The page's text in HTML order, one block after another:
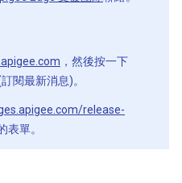
，然後按一下
閱最新消息)。
release-
表單。